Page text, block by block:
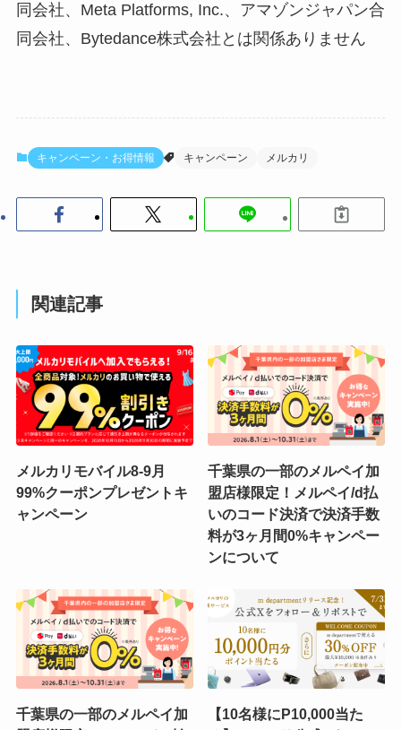
同会社、Meta Platforms, Inc.、アマゾンジャパン合
同会社、Bytedance株式会社とは関係ありません
キャンペーン・お得情報 キャンペーン メルカリ
関連記事
メルカリモバイル8-9月
99%クーポンプレゼントキ
ャンペーン
千葉県の一部のメルペイ加
盟店様限定！メルペイ/d払
いのコード決済で決済手数
料が3ヶ月間0%キャンペー
ンについて
千葉県の一部のメルペイ加
【10名様にP10,000当た